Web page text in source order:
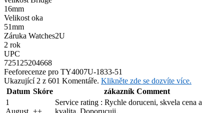
16mm
Velikost oka
51mm
Záruka Watches2U
2 rok
UPC
725125204668
Feeforecenze pro TY4007U-1833-51
Ukazující 2 z 601 Komentáře. Klikněte zde se dozvíte více.
Datum Skóre
zákazník Comment
1
August ++
Service rating : Rychle doruceni, skvela cena a
kvalita. Doporucuji.